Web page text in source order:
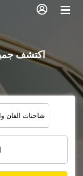
شاحنات الفان